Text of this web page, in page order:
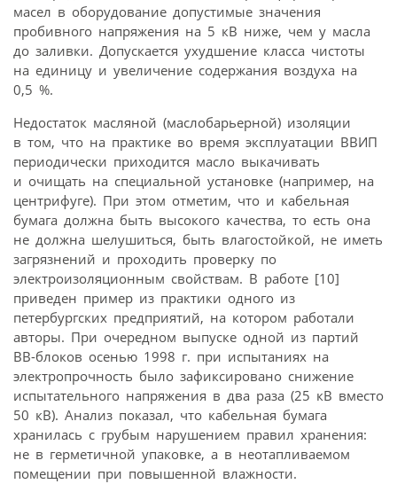
масел в оборудование допустимые значения
пробивного напряжения на 5 кВ ниже, чем у масла
до заливки. Допускается ухудшение класса чистоты
на единицу и увеличение содержания воздуха на
0,5 %.
Недостаток масляной (маслобарьерной) изоляции
в том, что на практике во время эксплуатации ВВИП
периодически приходится масло выкачивать
и очищать на специальной установке (например, на
центрифуге). При этом отметим, что и кабельная
бумага должна быть высокого качества, то есть она
не должна шелушиться, быть влагостойкой, не иметь
загрязнений и проходить проверку по
электроизоляционным свойствам. В работе [10]
приведен пример из практики одного из
петербургских предприятий, на котором работали
авторы. При очередном выпуске одной из партий
ВВ-блоков осенью 1998 г. при испытаниях на
электропрочность было зафиксировано снижение
испытательного напряжения в два раза (25 кВ вместо
50 кВ). Анализ показал, что кабельная бумага
хранилась с грубым нарушением правил хранения:
не в герметичной упаковке, а в неотапливаемом
помещении при повышенной влажности.